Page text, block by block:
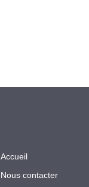
Accueil
Nous contacter